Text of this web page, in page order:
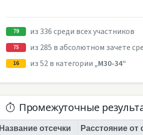
79 из 336 среди всех участников
75 из 285 в абсолютном зачете
16 из 52 в категории „M30-34“
Промежуточные
Название отсечки Расстояние от